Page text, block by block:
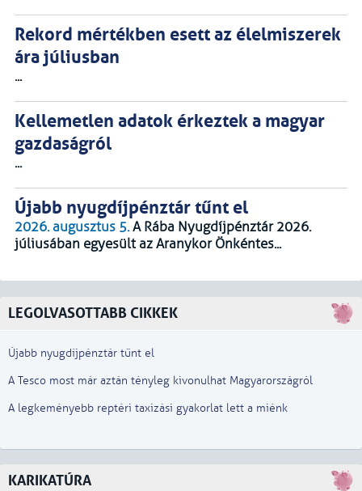
Rekord mértékben esett az élelmiszerek
ára júliusban
...
Kellemetlen adatok érkeztek a magyar
gazdaságról
...
Újabb nyugdíjpénztár tűnt el
2026. augusztus 5.A Rába Nyugdíjpénztár 2026.
júliusában egyesült az Aranykor Önkéntes...
LEGOLVASOTTABB CIKKEK
Újabb nyugdíjpénztár tűnt el
A Tesco most már aztán tényleg kivonulhat Magyarországról
A legkeményebb reptéri taxizási gyakorlat lett a miénk
KARIKATÚRA